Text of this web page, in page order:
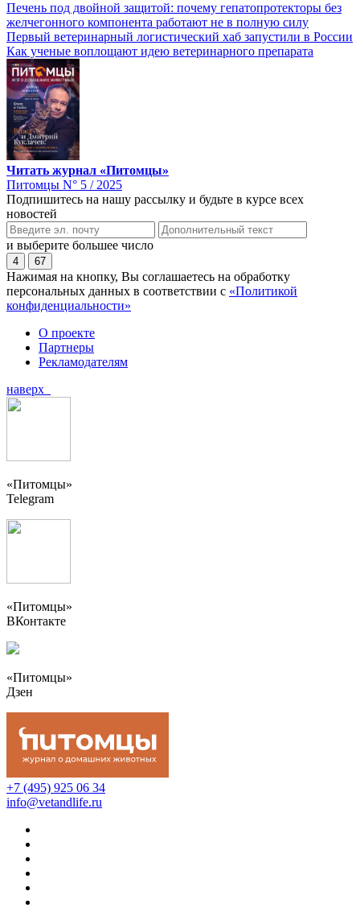
Печень под двойной защитой: почему гепатопротекторы без
желчегонного компонента работают не в полную силу
Первый ветеринарный логистический хаб запустили в России
Как ученые воплощают идею ветеринарного препарата
Читать журнал «Питомцы»
Питомцы N° 5 / 2025
Подпишитесь на нашу рассылку и будьте в курсе всех
новостей
и выберите большее число
4 67
Нажимая на кнопку, Вы соглашаетесь на обработку
персональных данных в соответствии с «Политикой
конфиденциальности»
О проекте
Партнеры
Рекламодателям
наверх
«Питомцы»
Telegram
«Питомцы»
ВКонтакте
«Питомцы»
Дзен
+7 (495) 925 06 34
info@vetandlife.ru